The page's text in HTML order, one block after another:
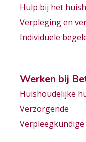
Hulp bij het
Verpleging en
Individuele
Werken bij
Huishoudelijke
Verzorgende
Verpleegkundige